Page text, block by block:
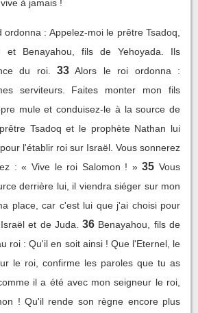
à jamais !
ordonna : Appelez-moi le prêtre Tsadoq,
et Benayahou, fils de Yehoyada. Ils
du roi.
33 Alors le roi ordonna :
serviteurs. Faites monter mon fils
mule et conduisez-le à la source de
Tsadoq et le prophète Nathan lui
l'établir roi sur Israël. Vous sonnerez
: « Vive le roi Salomon ! » 35 Vous
derrière lui, il viendra siéger sur mon
place, car c'est lui que j'ai choisi pour
et de Juda.
36 Benayahou, fils de
roi : Qu'il en soit ainsi ! Que l'Eternel, le
le roi, confirme les paroles que tu as
il a été avec mon seigneur le roi,
! Qu'il rende son règne encore plus